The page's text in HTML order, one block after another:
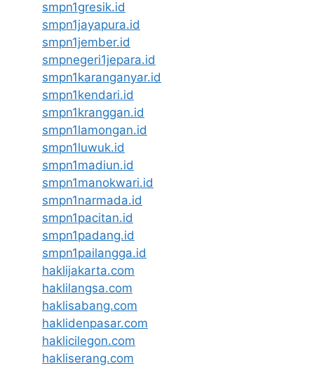
smpn1gresik.id
smpn1jayapura.id
smpn1jember.id
smpnegeri1jepara.id
smpn1karanganyar.id
smpn1kendari.id
smpn1kranggan.id
smpn1lamongan.id
smpn1luwuk.id
smpn1madiun.id
smpn1manokwari.id
smpn1narmada.id
smpn1pacitan.id
smpn1padang.id
smpn1pailangga.id
haklijakarta.com
haklilangsa.com
haklisabang.com
haklidenpasar.com
haklicilegon.com
hakliserang.com